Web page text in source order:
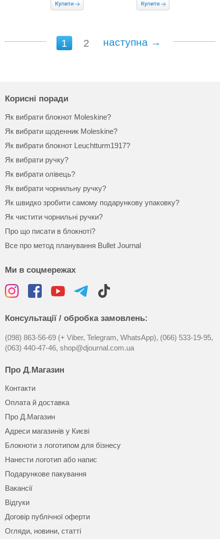
1 2 наступна →
Корисні поради
Як вибрати блокнот Moleskine?
Як вибрати щоденник Moleskine?
Як вибрати блокнот Leuchtturm1917?
Як вибрати ручку?
Як вибрати олівець?
Як вибрати чорнильну ручку?
Як швидко зробити самому подарункову упаковку?
Як чистити чорнильні ручки?
Про що писати в блокноті?
Все про метод планування Bullet Journal
Ми в соцмережах
Консультації / обробка замовлень:
(098) 863-56-69 (+ Viber, Telegram, WhatsApp), (066) 533-19-95,
(063) 440-47-46, shop@djournal.com.ua
Про Д.Магазин
Контакти
Оплата й доставка
Про Д.Магазин
Адреси магазинів у Києві
Блокноти з логотипом для бізнесу
Нанести логотип або напис
Подарункове пакування
Вакансії
Відгуки
Договір публічної оферти
Огляди, новини, статті